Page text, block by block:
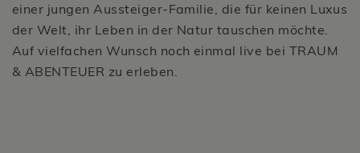
einer jungen Aussteiger-Familie, die für keinen Luxus
der Welt, ihr Leben in der Natur tauschen möchte.
Auf vielfachen Wunsch noch einmal live bei TRAUM
& ABENTEUER zu erleben.